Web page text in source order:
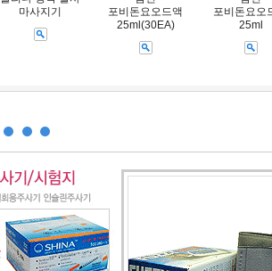
마사지기
포비돈요오드액
25ml(30EA)
포비돈요오
25ml